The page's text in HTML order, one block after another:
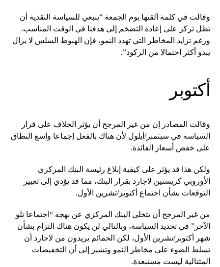
وقالت في كلمة ألقتها يوم الجمعة “ينبغي للسياسة النقدية أن
تظل تركز على إعادة التضخم إلى هدفنا في الوقت المناسب.
ورغم تزايد المخاطر التي تهدد النمو، فإن الهبوط السلس لا يزال
يبدو أكثر احتمالا من الركود”.
أكتوبر
وقالت المصادر إن من غير المرجح أن يؤثر الخلاف على قرار
السياسة في سبتمبر/أيلول لأن هناك بالفعل إجماعا واسع النطاق
على خفض أسعار الفائدة.
ولكن هذا قد يؤثر على كيفية إبلاغ رئيسة البنك المركزي
الأوروبي كريستين لاجارد بقرار البنك، مما قد يؤدي إلى تغيير
التوقعات بشأن اجتماع أكتوبر/تشرين الأول.
من غير المرجح أن يتخلى البنك المركزي عن نهجه “اجتماعا تلو
الآخر” في تحديد السياسة، وبالتالي لن يكون هناك التزام بشأن
شهر أكتوبر/تشرين الأول، لكن الحمائم يريدون من لاجارد أن
تسلط الضوء على مخاطر النمو وتشير إلى أن التخفيضات
المتتالية ليست مستبعدة.